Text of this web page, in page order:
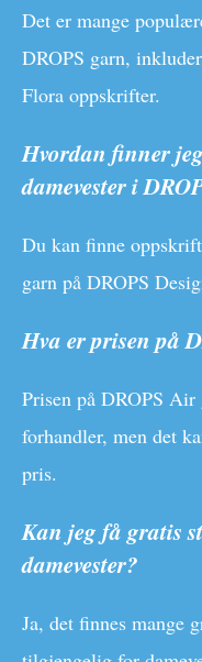
Det er mange
DROPS garn,
Flora oppskrifter.
Hvordan finner
damevester i
Du kan finne
garn på DROPS
Hva er prisen på
Prisen på DROPS
forhandler, men det
pris.
Kan jeg få gratis
damevester?
Ja, det finnes mange